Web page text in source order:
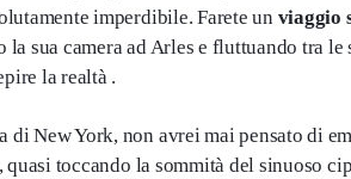
imperdibile. Farete un viaggio
sua camera ad Arles e fluttuando tra le
la realtà .
New York, non avrei mai pensato di
toccando la sommità del sinuoso